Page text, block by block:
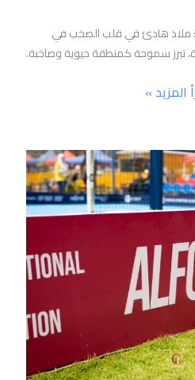
ملاذ هادئ في قلب الصخب في
تبرز سموحة كمنطقة حيوية وصاخبة.
المزيد »